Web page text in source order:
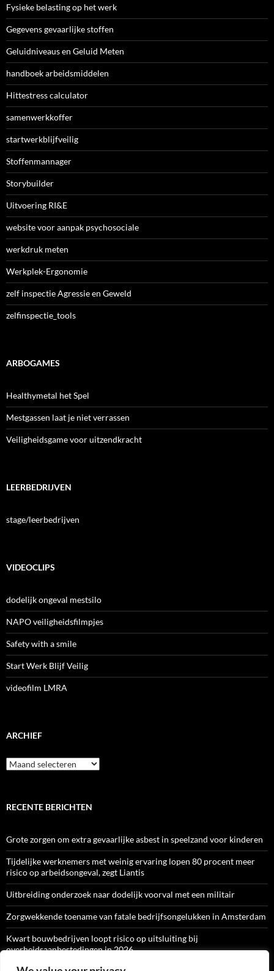
Fysieke belasting op het werk
Gegevens gevaarlijke stoffen
Geluidniveaus en Geluid Meten
handboek arbeidsmiddelen
Hittestress calculator
samenwerkkoffer
startwerkblijfveilig
Stoffenmannager
Storybuilder
Uitvoering RI&E
website voor aanpak psychosociale
werkdruk meten
Werkplek-Ergonomie
zelf inspectie Agressie en Geweld
zelfinspectie_tools
ARBOGAMES
Healthymetal het Spel
Mestgassen laat je niet verrassen
Veiligheidsgame voor uitzendkracht
LEERBEDRIJVEN
stage/leerbedrijven
VIDEOCLIPS
dodelijk ongeval mestsilo
NAPO veiligheidsfilmpjes
Safety with a smile
Start Werk Blijf Veilig
videofilm LMRA
ARCHIEF
Archief
RECENTE BERICHTEN
Grote zorgen om extra gevaarlijke asbest in speelzand voor kinderen
Tijdelijke werknemers met weinig ervaring lopen 80 procent meer
risico op arbeidsongeval, zegt Liantis
Uitbreiding onderzoek naar dodelijk voorval met een militair
Zorgwekkende toename van fatale bedrijfsongelukken in Amsterdam
Kwart bouwbedrijven loopt risico op uitsluiting bij
overheidsaanbestedingen in 2026